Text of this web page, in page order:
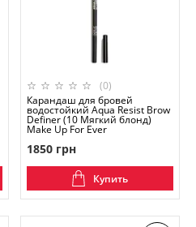
(0)
Карандаш для бровей
водостойкий Aqua Resist Brow
Definer (10 Мягкий блонд)
Make Up For Ever
1850 грн
Купить